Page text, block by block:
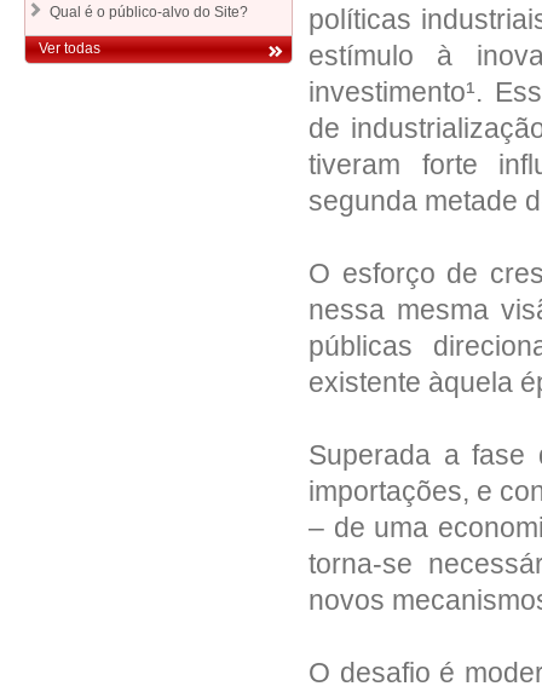
nº 5.172, de 1966. Dispõe sobre o
Sistema Tributário Nacional e institui
normas gerais de direito tributário
Qual é o público-alvo do Site?
Ver todas
políticas
estímulo à
investimento¹.
de
tiveram forte
segunda metade
O esforço de
nessa mesma
públicas
existente àquela
Superada a fase
importações, e
– de uma
torna-se
novos
O desafio é